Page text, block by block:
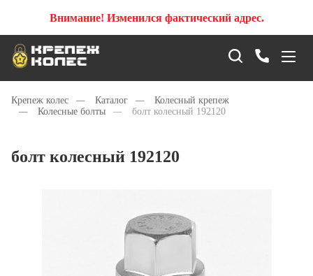
Внимание! Изменился фактический адрес.
Крепеж колес — Каталог —
Колесный крепеж
—
Колесные болты — болт колесный 192120
болт колесный 192120